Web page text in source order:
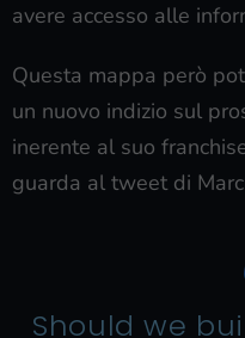
avere accesso alle
Questa mappa però
un nuovo indizio sul
inerente al suo
guarda al tweet di
Should we